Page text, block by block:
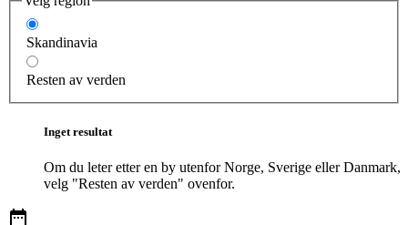
Skandinavia
Resten av verden
Inget resultat
Om du leter etter en by utenfor Norge, Sverige eller Danmark,
velg "Resten av verden" ovenfor.